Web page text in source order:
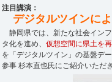
注目講演：
デジタルツインに
静岡県では、新たな社会イン
タ化を進め、 仮想空間に県土を
を「デジタルツイン」の基盤デ
参事 杉本直也氏にご紹介いただき